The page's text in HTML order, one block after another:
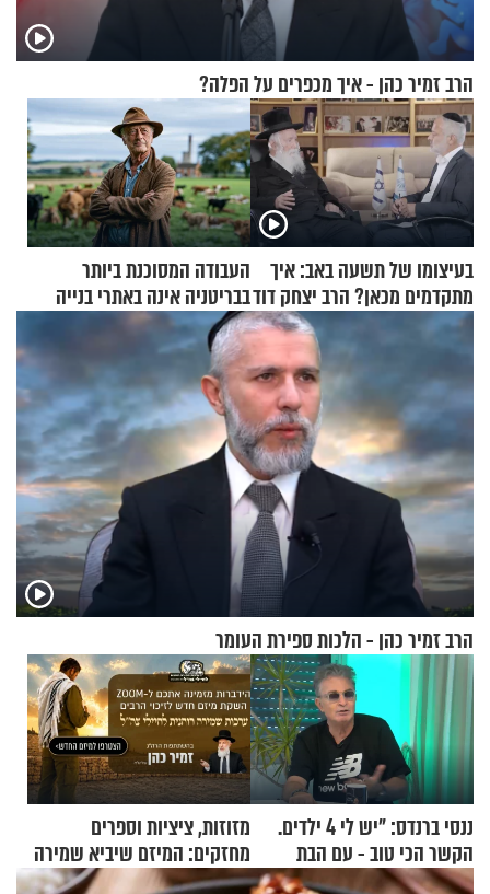
הרב זמיר כהן - איך מכפרים על הפלה?
בעיצומו של תשעה באב: איך
מתקדמים מכאן? הרב יצחק דוד
גרוסמן בשיחה מיוחדת
העבודה המסוכנת ביותר
בבריטניה אינה באתרי בנייה
אלא דווקא בשדות
הרב זמיר כהן - הלכות ספירת העומר
ננסי ברנדס: "יש לי 4 ילדים.
הקשר הכי טוב - עם הבת
החרדית"
מזוזות, ציציות וספרים
מחזקים: המיזם שיביא שמירה
רוחנית לאלפי חיילי צה"ל